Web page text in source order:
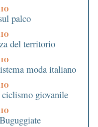
palco
del territorio
moda italiano
giovanile